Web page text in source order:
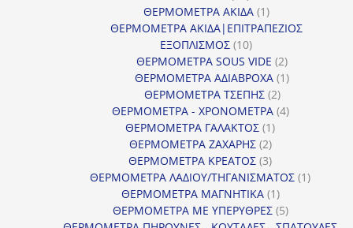
προϊόντα
ΘΕΡΜΟΜΕΤΡΑ ΑΚΙΔΑ 11
προϊόν
ΘΕΡΜΟΜΕΤΡΑ ΑΚΙΔΑ|ΕΠΙΤΡΑΠΕΖΙΟΣ
ΕΞΟΠΛΙΣΜΟΣ 1010
προϊόντα
ΘΕΡΜΟΜΕΤΡΑ SOUS VIDE 22
προϊόντα
ΘΕΡΜΟΜΕΤΡΑ ΑΔΙΑΒΡΟΧΑ 11
ΘΕΡΜΟΜΕΤΡΑ ΤΣΕΠΗΣ 22
προϊόντα
ΘΕΡΜΟΜΕΤΡΑ - ΧΡΟΝΟΜΕΤΡΑ 44
ΘΕΡΜΟΜΕΤΡΑ ΓΑΛΑΚΤΟΣ 11
προϊόν
ΘΕΡΜΟΜΕΤΡΑ ΖΑΧΑΡΗΣ 22
προϊόντα
ΘΕΡΜΟΜΕΤΡΑ ΚΡΕΑΤΟΣ 33
προϊόντα
ΘΕΡΜΟΜΕΤΡΑ ΛΑΔΙΟΥ/ΤΗΓΑΝΙΣΜΑΤΟΣ 11
ΘΕΡΜΟΜΕΤΡΑ ΜΑΓΝΗΤΙΚΑ 11
προϊόν
ΘΕΡΜΟΜΕΤΡΑ ΜΕ ΥΠΕΡΥΘΡΕΣ 55